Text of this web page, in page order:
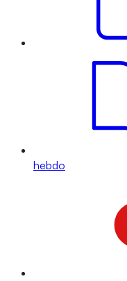
hebdo